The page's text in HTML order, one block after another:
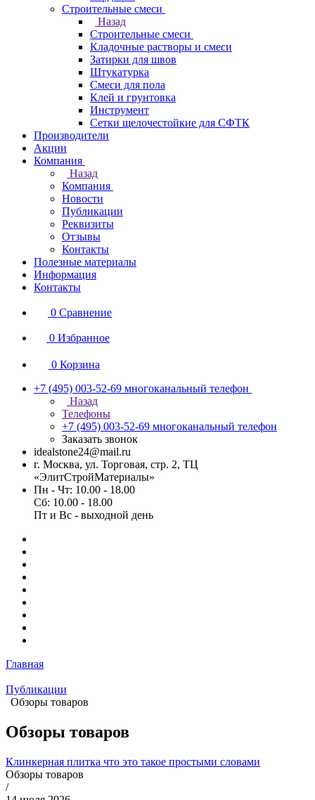
Строительные смеси
Назад
Строительные смеси
Кладочные растворы и смеси
Затирки для швов
Штукатурка
Смеси для пола
Клей и грунтовка
Инструмент
Сетки щелочестойкие для СФТК
Производители
Акции
Компания
Назад
Компания
Новости
Публикации
Реквизиты
Отзывы
Контакты
Полезные материалы
Информация
Контакты
0 Сравнение
0 Избранное
0 Корзина
+7 (495) 003-52-69 многоканальный телефон
Назад
Телефоны
+7 (495) 003-52-69 многоканальный телефон
Заказать звонок
idealstone24@mail.ru
г. Москва, ул. Торговая, стр. 2, ТЦ
«ЭлитСтройМатериалы»
Пн - Чт: 10.00 - 18.00
Сб: 10.00 - 18.00
Пт и Вс - выходной день
Главная
Публикации
Обзоры товаров
Обзоры товаров
Клинкерная плитка что это такое простыми словами
Обзоры товаров
/